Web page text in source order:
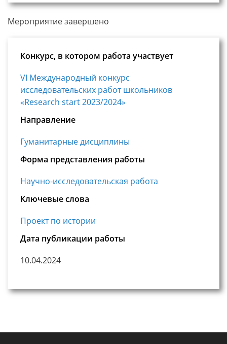
Мероприятие завершено
Конкурс, в котором работа участвует
VI Международный конкурс
исследовательских работ школьников
«Research start 2023/2024»
Направление
Гуманитарные дисциплины
Форма представления работы
Научно-исследовательская работа
Ключевые слова
Проект по истории
Дата публикации работы
10.04.2024